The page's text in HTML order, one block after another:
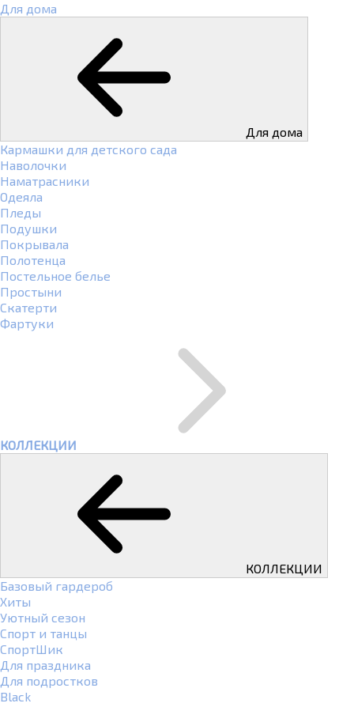
Для дома
Для дома
Кармашки для детского сада
Наволочки
Наматрасники
Одеяла
Пледы
Подушки
Покрывала
Полотенца
Постельное белье
Простыни
Скатерти
Фартуки
КОЛЛЕКЦИИ
КОЛЛЕКЦИИ
Базовый гардероб
Хиты
Уютный сезон
Спорт и танцы
СпортШик
Для праздника
Для подростков
Black